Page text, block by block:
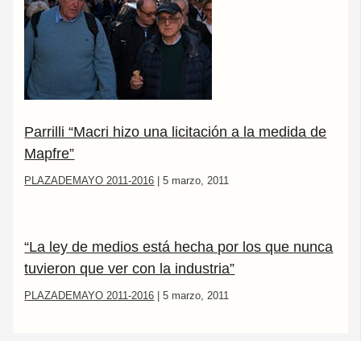
Parrilli “Macri hizo una licitación a la medida de
Mapfre”
PLAZADEMAYO 2011-2016 |5 marzo, 2011
“La ley de medios está hecha por los que nunca
tuvieron que ver con la industria”
PLAZADEMAYO 2011-2016 |5 marzo, 2011